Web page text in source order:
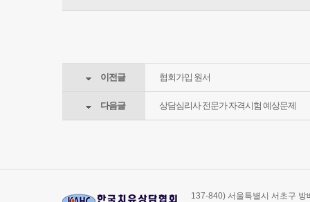
이전글 협회가입 원서
다음글 상담심리사 전문가 자격시험 예상문제
137-840) 서울특별시 서초구